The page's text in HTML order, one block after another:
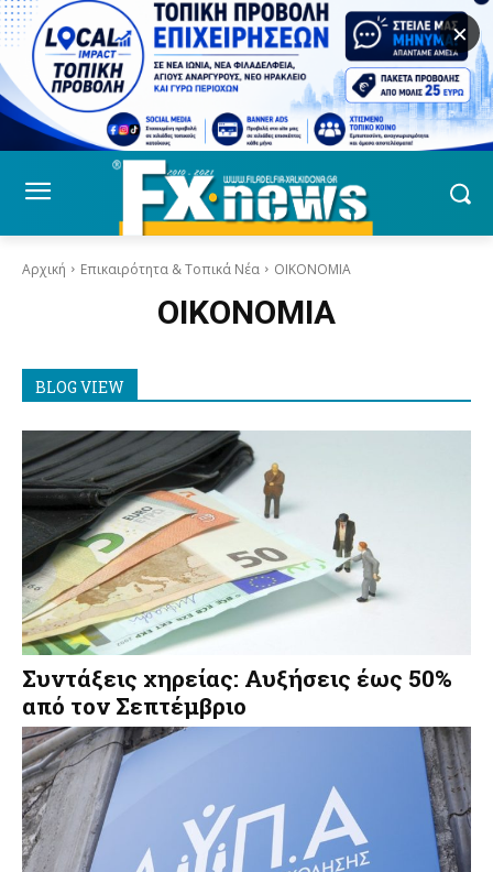
×
Αρχική Επικαιρότητα & Τοπικά Νέα OIKONOMIA
OIKONOMIA
BLOG VIEW
Συντάξεις χηρείας: Αυξήσεις έως 50%
από τον Σεπτέμβριο